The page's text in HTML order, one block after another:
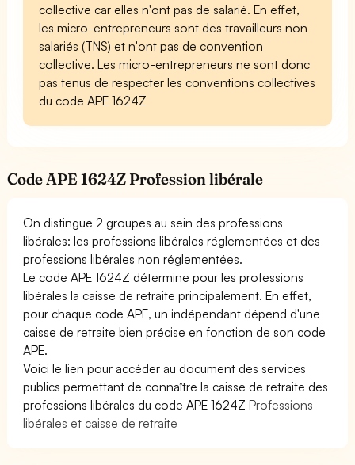
collective car elles n'ont pas de salarié. En effet,
les micro-entrepreneurs sont des travailleurs non
salariés (TNS) et n'ont pas de convention
collective. Les micro-entrepreneurs ne sont donc
pas tenus de respecter les conventions collectives
du code APE 1624Z
Code APE 1624Z Profession libérale
On distingue 2 groupes au sein des professions
libérales: les professions libérales réglementées et des
professions libérales non réglementées.
Le code APE 1624Z détermine pour les professions
libérales la caisse de retraite principalement. En effet,
pour chaque code APE, un indépendant dépend d'une
caisse de retraite bien précise en fonction de son code
APE.
Voici le lien pour accéder au document des services
publics permettant de connaître la caisse de retraite des
professions libérales du code APE 1624ZProfessions
libérales et caisse de retraite